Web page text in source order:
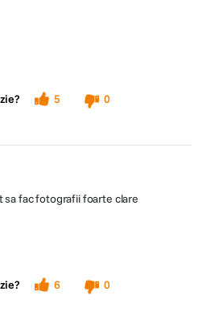
5
0
sa fac fotografii foarte clare
6
0